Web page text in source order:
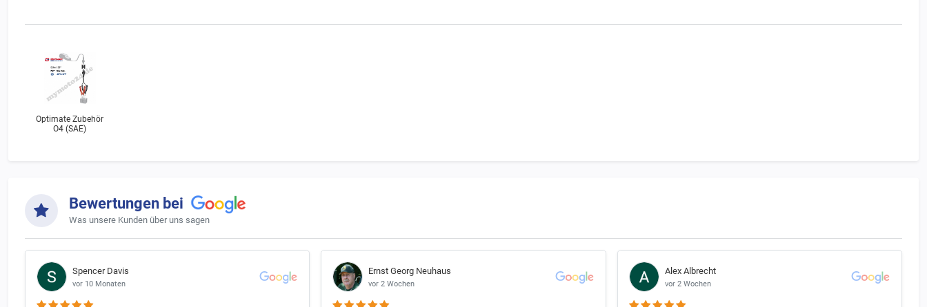
Optimate Zubehör
O4 (SAE)
Bewertungen bei
Was unsere Kunden über uns sagen
Spencer Davis
vor 10 Monaten
Ernst Georg Neuhaus
vor 2 Wochen
Alex Albrecht
vor 2 Wochen